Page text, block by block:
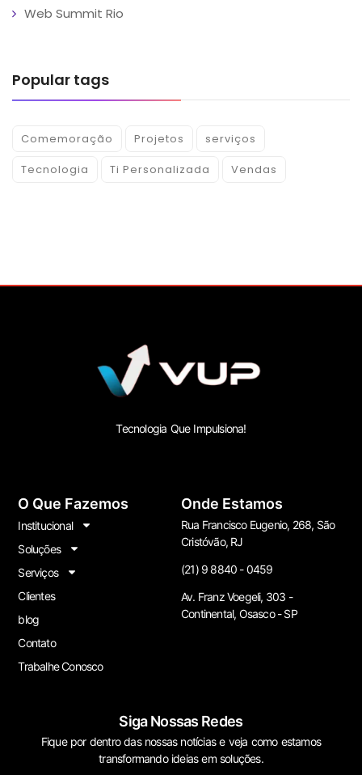
Web Summit Rio
Popular tags
Comemoração Projetos
serviços
Tecnologia
Ti Personalizada Vendas
Tecnologia Que Impulsiona!
O Que Fazemos
Institucional
Soluções
Serviços
Clientes
blog
Contato
Trabalhe Conosco
Onde Estamos
Rua Francisco Eugenio, 268, São
Cristóvão, RJ
(21) 9 8840 - 0459
Av. Franz Voegeli, 303 -
Continental, Osasco - SP
Siga Nossas Redes
Fique por dentro das nossas notícias e veja como estamos
transformando ideias em soluções.